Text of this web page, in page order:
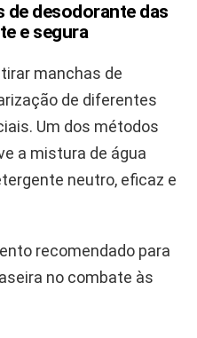
de desodorante das
e segura
manchas de
de diferentes
Um dos métodos
a mistura de água
neutro, eficaz e
recomendado para
no combate às